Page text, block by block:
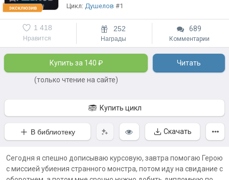
Цикл:Душелов #1
Нравится
1 418 252
Награды
689
Комментарии
Купить за 140 ₽
(только чтение на сайте)
Читать
Купить цикл
В библиотеку Скачать
Сегодня я спешно дописываю курсовую, завтра помогаю Герою
с миссией убиения странного монстра, потом иду на свидание с